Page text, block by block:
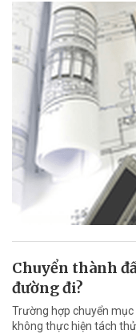
Chuyển thành
đường đi?
Trường hợp chuyển
không thực hiện tách